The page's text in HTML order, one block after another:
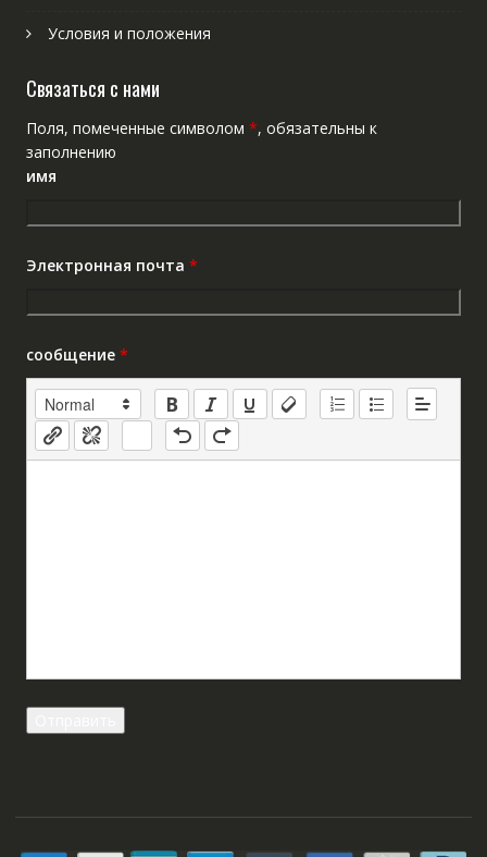
Условия и положения
Связаться с нами
Поля, помеченные символом *, обязательны к
заполнению
имя
Электронная почта *
сообщение *